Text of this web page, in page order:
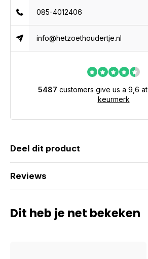
085-4012406
info@hetzoethoudertje.nl
5487 customers give us a 9,6 at
keurmerk
Deel dit product
Reviews
Dit heb je net bekeken